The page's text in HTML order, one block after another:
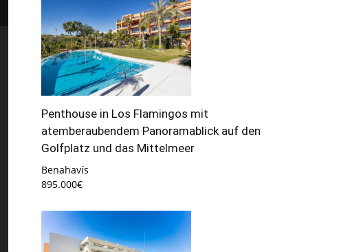
Penthouse in Los Flamingos mit
atemberaubendem Panoramablick auf den
Golfplatz und das Mittelmeer
Benahavís
895.000€